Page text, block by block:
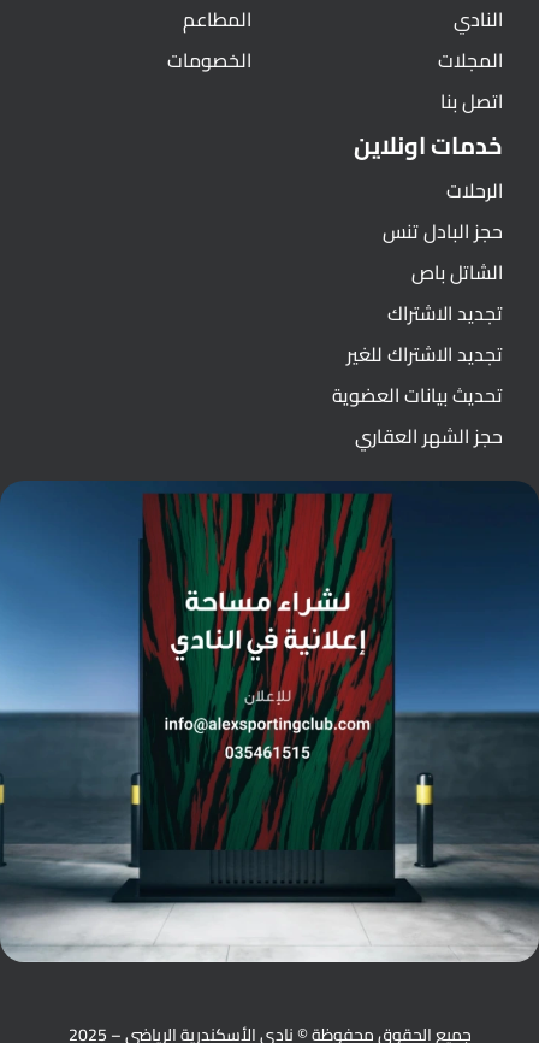
النادي
المجلات
اتصل بنا
المطاعم
الخصومات
خدمات اونلاين
الرحلات
حجز البادل تنس
الشاتل باص
تجديد الاشتراك
تجديد الاشتراك للغير
تحديث بيانات العضوية
حجز الشهر العقاري
جميع الحقوق محفوظة © نادي الأسكندرية الرياضي – 2025